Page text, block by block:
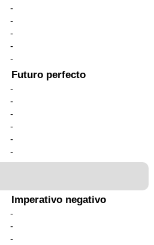
-
-
-
-
-
Futuro perfecto
-
-
-
-
-
-
Imperativo negativo
-
-
-